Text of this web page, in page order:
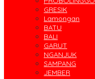
GRESIK
Lamongan
BATU
BALI
GARUT
NGANJUK
SAMPANG
JEMBER